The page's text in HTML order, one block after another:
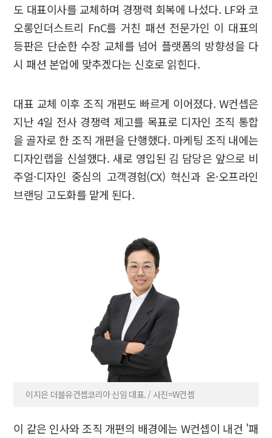
도 대표이사를 교체하며 경쟁력 회복에 나섰다. LF와 코
오롱인더스트리 FnC를 거친 패션 전문가인 이 대표의
등판은 단순한 수장 교체를 넘어 플랫폼의 방향성을 다
시 패션 본업에 맞추겠다는 신호로 읽힌다.
대표 교체 이후 조직 개편도 빠르게 이어졌다. W컨셉은
지난 4일 전사 경쟁력 제고를 목표로 디자인 조직 통합
을 골자로 한 조직 개편을 단행했다. 마케팅 조직 내에는
디자인랩을 신설했다. 새로 영입된 김 담당은 앞으로 비
주얼·디자인 중심의 고객경험(CX) 혁신과 온·오프라인
브랜딩 고도화를 맡게 된다.
이지은 더블유컨셉코리아 신임 대표. / 사진=W컨셉
이 같은 인사와 조직 개편의 배경에는 W컨셉이 내건 '패